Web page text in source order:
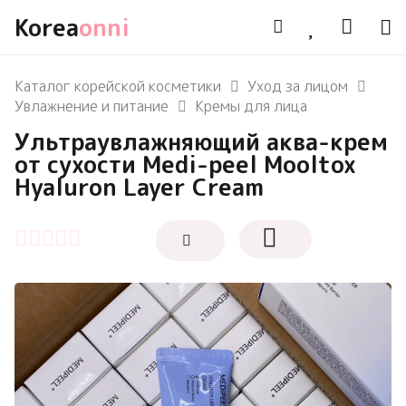
Koreaonni
Каталог корейской косметики
Уход за лицом
Увлажнение и питание
Кремы для лица
Ультраувлажняющий аква-крем
от сухости Medi-peel Mooltox
Hyaluron Layer Cream